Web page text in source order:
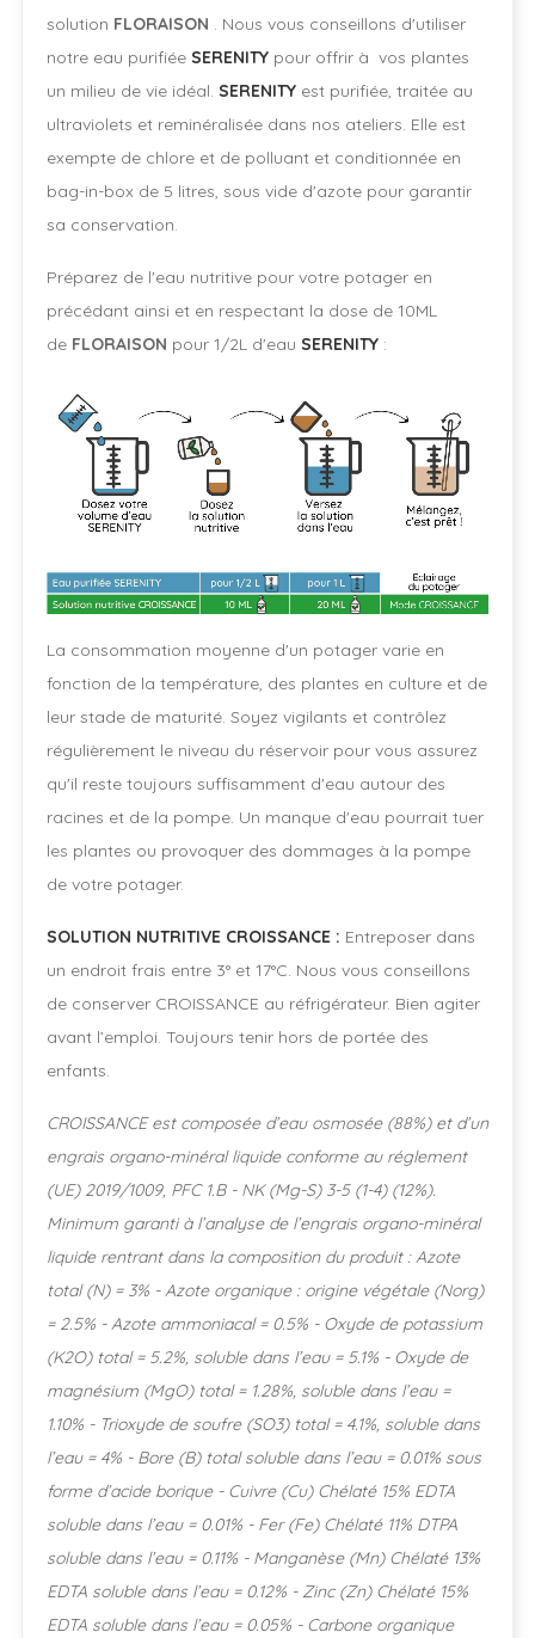
solution FLORAISON . Nous vous conseillons d'utiliser
notre eau purifiée SERENITY pour offrir à vos plantes
un milieu de vie idéal. SERENITY est purifiée, traitée au
ultraviolets et reminéralisée dans nos ateliers. Elle est
exempte de chlore et de polluant et conditionnée en
bag-in-box de 5 litres, sous vide d'azote pour garantir
sa conservation.
Préparez de l'eau nutritive pour votre potager en
précédant ainsi et en respectant la dose de 10ML
de FLORAISON pour 1/2L d'eau SERENITY :
La consommation moyenne d'un potager varie en
fonction de la température, des plantes en culture et de
leur stade de maturité. Soyez vigilants et contrôlez
régulièrement le niveau du réservoir pour vous assurez
qu'il reste toujours suffisamment d'eau autour des
racines et de la pompe. Un manque d'eau pourrait tuer
les plantes ou provoquer des dommages à la pompe
de votre potager.
SOLUTION NUTRITIVE CROISSANCE : Entreposer dans
un endroit frais entre 3° et 17°C. Nous vous conseillons
de conserver CROISSANCE au réfrigérateur. Bien agiter
avant l’emploi. Toujours tenir hors de portée des
enfants.
CROISSANCE est composée d’eau osmosée (88%) et d’un
engrais organo-minéral liquide conforme au réglement
(UE) 2019/1009, PFC 1.B - NK (Mg-S) 3-5 (1-4) (12%).
Minimum garanti à l’analyse de l’engrais organo-minéral
liquide rentrant dans la composition du produit : Azote
total (N) = 3% - Azote organique : origine végétale (Norg)
= 2.5% - Azote ammoniacal = 0.5% - Oxyde de potassium
(K2O) total = 5.2%, soluble dans l’eau = 5.1% - Oxyde de
magnésium (MgO) total = 1.28%, soluble dans l’eau =
1.10% - Trioxyde de soufre (SO3) total = 4.1%, soluble dans
l’eau = 4% - Bore (B) total soluble dans l’eau = 0.01% sous
forme d’acide borique - Cuivre (Cu) Chélaté 15% EDTA
soluble dans l’eau = 0.01% - Fer (Fe) Chélaté 11% DTPA
soluble dans l’eau = 0.11% - Manganèse (Mn) Chélaté 13%
EDTA soluble dans l’eau = 0.12% - Zinc (Zn) Chélaté 15%
EDTA soluble dans l’eau = 0.05% - Carbone organique